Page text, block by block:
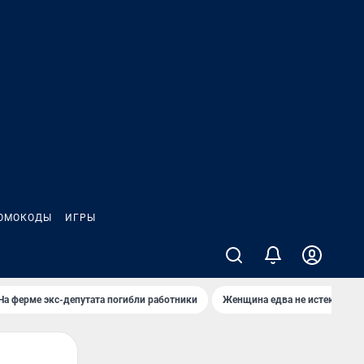
ИГРЫ
ферме экс-депутата погибли работники Женщина едва не истекла